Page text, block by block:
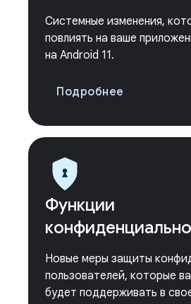
Системные изменения,
повлиять на ваше
на Android 11.
Подробнее
Функции
Новые меры защиты
пользователей, которые
будет поддерживать в